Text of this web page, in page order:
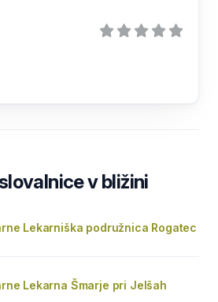
v bližini
Lekarniška podružnica Rogatec
Lekarna Šmarje pri Jelšah